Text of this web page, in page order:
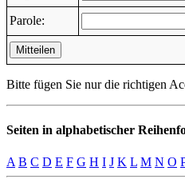
Parole:
Mitteilen
Bitte fügen Sie nur die richtigen
Seiten in alphabetischer
A B C D E F G H I J K L M N O